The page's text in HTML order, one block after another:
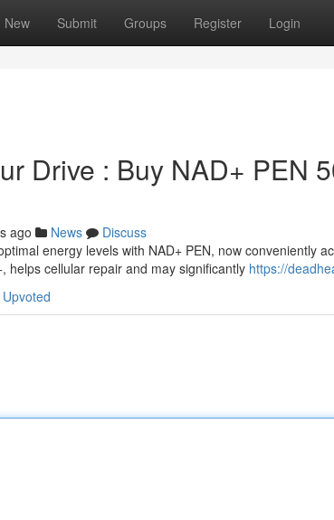
New Submit Groups Register Login
Drive : Buy NAD+ PEN
ago News
Discuss
energy levels with NAD+ PEN, now conveniently
helps cellular repair and may significantly https://